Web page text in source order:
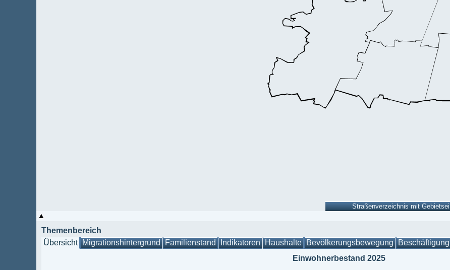
Themenbereich
Übersicht Migrationshintergrund Familienstand Indikatoren Haushalte Bevölkerungsbewegung Beschäftigung
Einwohnerbestand 2025